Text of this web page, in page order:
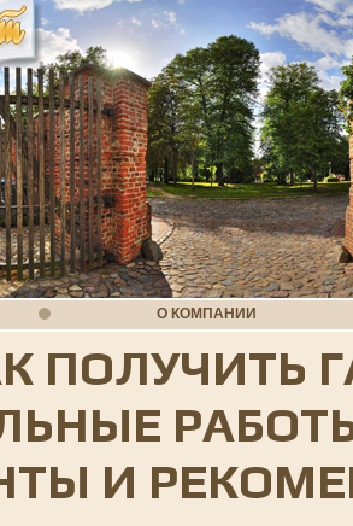
О КОМПАНИИ
ПОЛУЧИТЬ
И